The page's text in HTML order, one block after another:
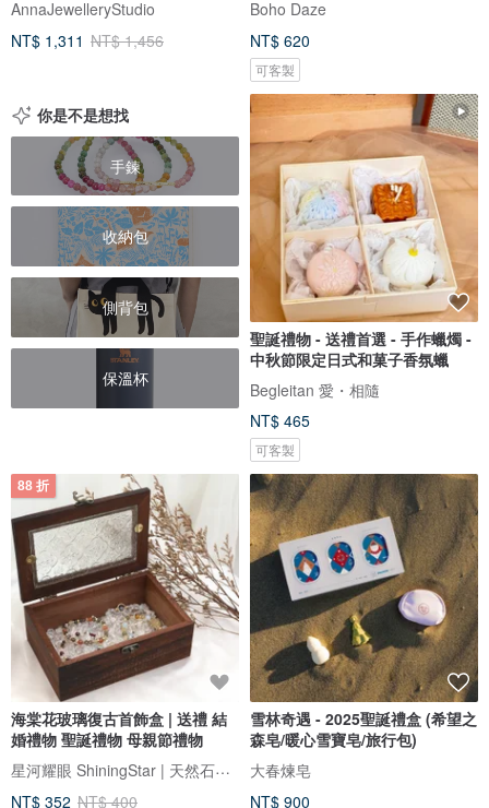
AnnaJewelleryStudio
NT$ 1,311 NT$ 1,456
Boho Daze
NT$ 620
可客製
你是不是想找
手鍊
收納包
側背包
保溫杯
聖誕禮物 - 送禮首選 - 手作蠟燭 -
中秋節限定日式和菓子香氛蠟
Begleitan 愛・相隨
NT$ 465
可客製
88 折
海棠花玻璃復古首飾盒 | 送禮 結
婚禮物 聖誕禮物 母親節禮物
星河耀眼 ShiningStar | 天然石飾品
NT$ 352 NT$ 400
雪林奇遇 - 2025聖誕禮盒 (希望之
森皂/暖心雪寶皂/旅行包)
大春煉皂
NT$ 900